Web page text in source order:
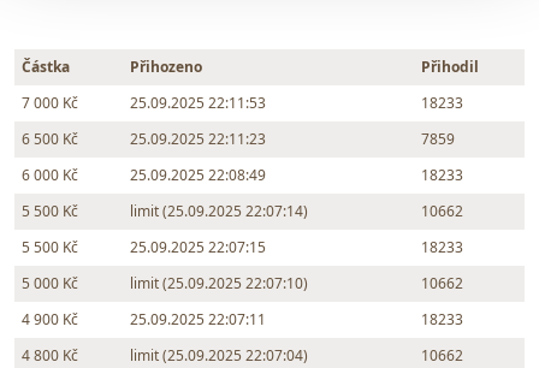
Částka Přihozeno
Přihodil
7 000 Kč
25.09.2025 22:11:53
18233
6 500 Kč
25.09.2025 22:11:23
7859
6 000 Kč
25.09.2025 22:08:49
18233
5 500 Kč
limit (25.09.2025 22:07:14)
10662
5 500 Kč
25.09.2025 22:07:15
18233
5 000 Kč
limit (25.09.2025 22:07:10)
10662
4 900 Kč
25.09.2025 22:07:11
18233
4 800 Kč
limit (25.09.2025 22:07:04)
10662